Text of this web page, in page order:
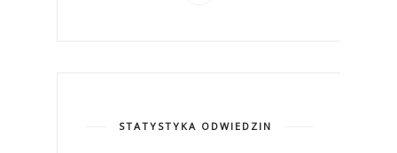
STATYSTYKA ODWIEDZIN